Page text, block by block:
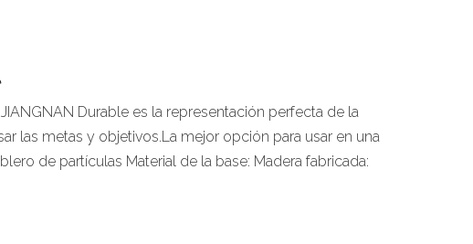
Durable es la representación perfecta de la
las metas y objetivos.La mejor opción para usar en una
de partículas Material de la base: Madera fabricada: